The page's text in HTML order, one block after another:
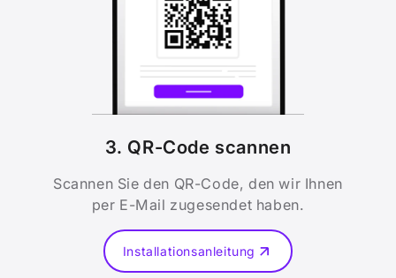
3. QR-Code scannen
Scannen Sie den QR-Code, den wir Ihnen
per E-Mail zugesendet haben.
Installationsanleitung